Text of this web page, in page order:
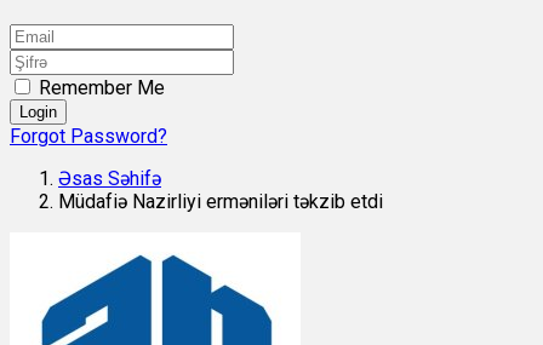
Remember Me
Login
Forgot Password?
Əsas Səhifə
Müdafiə Nazirliyi erməniləri təkzib etdi